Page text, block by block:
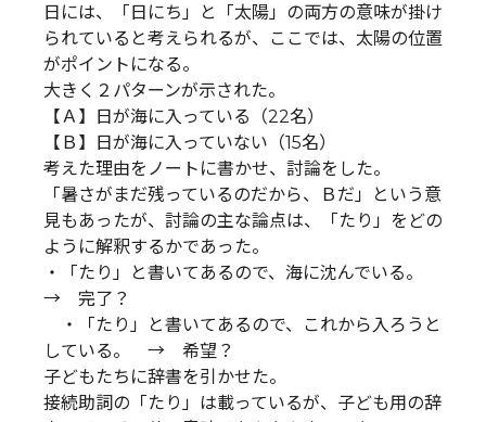
日には、「日にち」と「太陽」の両方の意味が掛け
られていると考えられるが、ここでは、太陽の位置
がポイントになる。
大きく２パターンが示された。
【Ａ】日が海に入っている（22名）
【Ｂ】日が海に入っていない（15名）
考えた理由をノートに書かせ、討論をした。
「暑さがまだ残っているのだから、Ｂだ」という意
見もあったが、討論の主な論点は、「たり」をどの
ように解釈するかであった。
・「たり」と書いてあるので、海に沈んでいる。
→ 完了？
・「たり」と書いてあるので、これから入ろうと
している。 → 希望？
子どもたちに辞書を引かせた。
接続助詞の「たり」は載っているが、子ども用の辞